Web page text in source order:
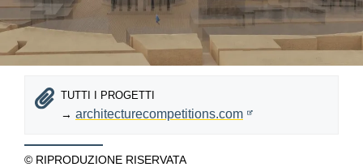
TUTTI I PROGETTI
→ architecturecompetitions.com
© RIPRODUZIONE RISERVATA